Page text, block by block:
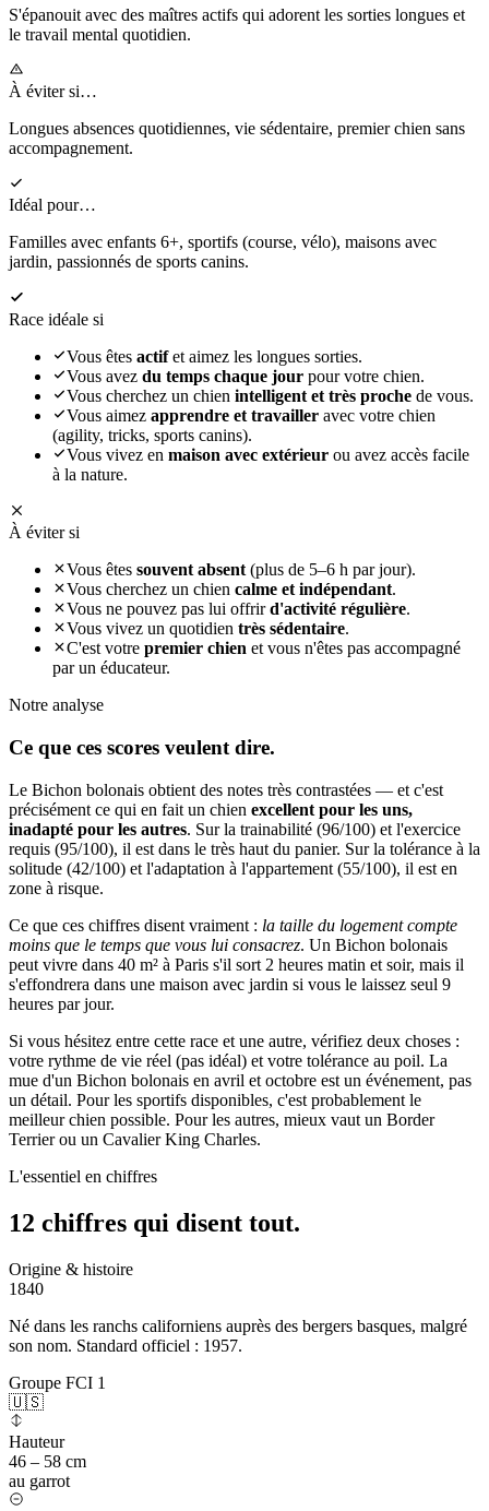
S'épanouitavec des maîtres actifs qui adorent les sorties longues et
le travail mental quotidien.
À éviter si…
Longues absences quotidiennes, vie sédentaire, premier chien sans
accompagnement.
Idéal pour…
Familles avec enfants 6+, sportifs (course, vélo), maisons avec
jardin, passionnés de sports canins.
Race idéale si
Vous êtes actifet aimez les longues sorties.
Vous avez du temps chaque jour pour votre chien.
Vous cherchez un chien intelligent et très proche de vous.
Vous aimez apprendre et travailler avec votre chien
(agility, tricks, sports canins).
Vous vivez en maison avec extérieur ou avez accès facile
à la nature.
À éviter si
Vous êtes souvent absent(plus de 5–6 h par jour).
Vous cherchez un chien calme et indépendant.
Vous ne pouvez pas lui offrird'activité régulière.
Vous vivez un quotidien très sédentaire.
C'est votre premier chien et vous n'êtes pas accompagné
par un éducateur.
Notre analyse
Ce que ces scores veulent dire.
Le Bichon bolonais obtient des notes très contrastées — et c'est
précisément ce qui en fait un chien excellent pour les uns,
inadapté pour les autres. Sur la trainabilité (96/100) et l'exercice
requis (95/100), il est dans le très haut du panier. Sur la tolérance à la
solitude (42/100) et l'adaptation à l'appartement (55/100), il est en
zone à risque.
Ce que ces chiffres disent vraiment : la taille du logement compte
moins que le temps que vous lui consacrez. Un Bichon bolonais
peut vivre dans 40 m² à Paris s'il sort 2 heures matin et soir, mais il
s'effondrera dans une maison avec jardin si vous le laissez seul 9
heures par jour.
Si vous hésitez entre cette race et une autre, vérifiez deux choses :
votre rythme de vie réel (pas idéal) et votre tolérance au poil. La
mue d'un Bichon bolonais en avril et octobre est un événement, pas
un détail. Pour les sportifs disponibles, c'est probablement le
meilleur chien possible. Pour les autres, mieux vaut un Border
Terrier ou un Cavalier King Charles.
L'essentiel en chiffres
12 chiffres qui disent tout.
Origine & histoire
1840
Né dans les ranchs californiens auprès des bergers basques, malgré
son nom. Standard officiel : 1957.
Groupe FCI 1
🇺🇸
Hauteur
46 – 58 cm
au garrot